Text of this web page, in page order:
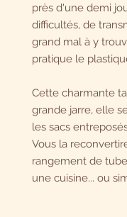
près d'une demi
difficultés, de
grand mal à y
pratique le
Cette charmante
grande jarre, elle
les sacs
Vous la
rangement de
une cuisine... ou